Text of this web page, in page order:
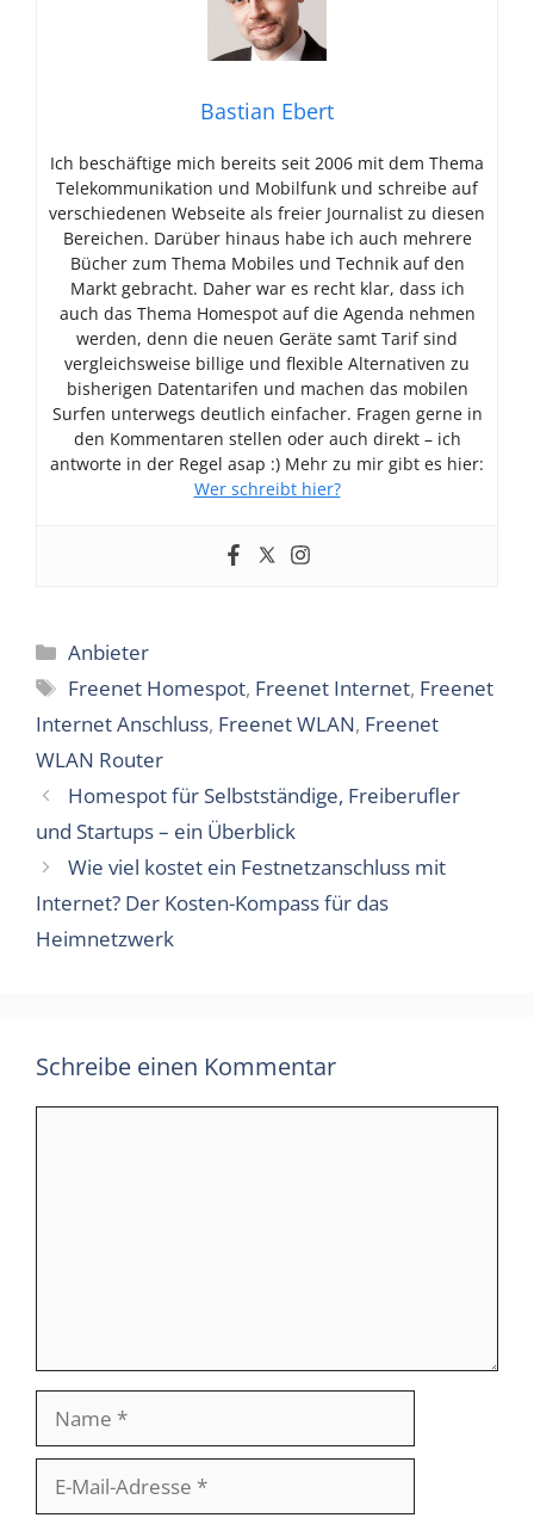
Bastian Ebert
Ich beschäftige mich bereits seit 2006 mit dem Thema
Telekommunikation und Mobilfunk und schreibe auf
verschiedenen Webseite als freier Journalist zu diesen
Bereichen. Darüber hinaus habe ich auch mehrere
Bücher zum Thema Mobiles und Technik auf den
Markt gebracht. Daher war es recht klar, dass ich
auch das Thema Homespot auf die Agenda nehmen
werden, denn die neuen Geräte samt Tarif sind
vergleichsweise billige und flexible Alternativen zu
bisherigen Datentarifen und machen das mobilen
Surfen unterwegs deutlich einfacher. Fragen gerne in
den Kommentaren stellen oder auch direkt – ich
antworte in der Regel asap :) Mehr zu mir gibt es hier:
Wer schreibt hier?
Kategorien
Anbieter
Schlagwörter
Freenet Homespot, Freenet Internet, Freenet
Internet Anschluss, Freenet WLAN, Freenet
WLAN Router
Homespot für Selbstständige, Freiberufler
und Startups – ein Überblick
Wie viel kostet ein Festnetzanschluss mit
Internet? Der Kosten-Kompass für das
Heimnetzwerk
Schreibe einen Kommentar
Mail-